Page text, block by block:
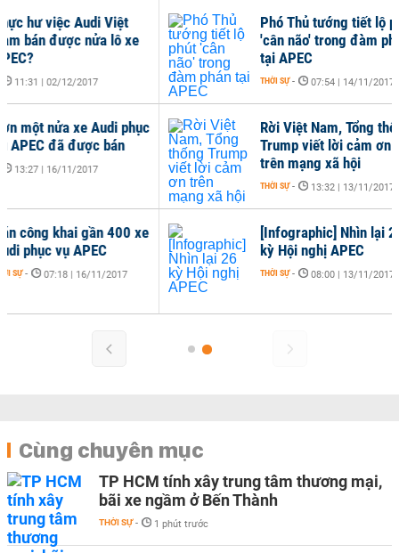
việc Audi Việt
được nửa lô xe
| 02/12/2017
nửa xe Audi phục
đã được bán
| 16/11/2017
khai gần 400 xe
vụ APEC
07:18 | 16/11/2017
Phó Thủ tướng tiết lộ phút
'cân não' trong đàm phán
tại APEC
THỜI SỰ 07:54 | 14/11/2017
Rời Việt Nam, Tổng thống
Trump viết lời cảm ơn
trên mạng xã hội
13:32 | 13/11/2017
[Infographic] Nhìn lại 26
kỳ Hội nghị APEC
THỜI SỰ 08:00 | 13/11/2017
Cùng chuyên mục
TP HCM tính xây trung tâm thương mại,
bãi xe ngầm ở Bến Thành
THỜI SỰ - 1 phút trước